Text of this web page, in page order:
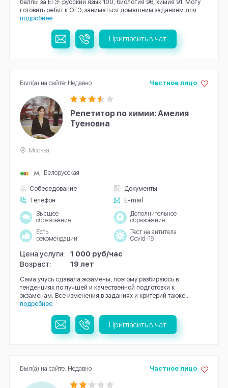
баллы за ЕГЭ: русский язык 100, биология 96, химия 91. Могу
готовить ребят к ОГЭ, заниматься домашним заданием для...
подробнее
Пригласить в чат
Репетитор по химии: Амелия
Туеновна
Собеседование
Документы
Телефон
E-mail
Частное лицо
Москва
Белорусская
Высшее
образование
Дополнительное
образование
Есть
рекомендации
Тест на антитела
Covid-19
Цена услуги:
1 000 руб/час
Возраст:
19 лет
Сама учусь сдавала экзамены, поэтому разбираюсь в
тенденциях по лучшей и качественной подготовки к
экзаменам. Все изменения в заданиях и критерий также...
подробнее
Был(а) на сайте: Недавно
Пригласить в чат
Частное лицо
Был(а) на сайте: Недавно